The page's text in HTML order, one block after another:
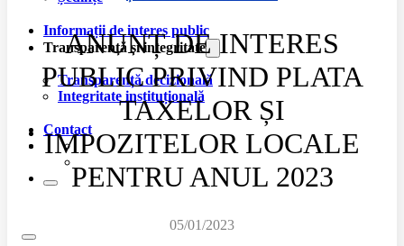
Informații de interes public
Transparență și integritate
Transparență decizională
Integritate instituțională
Contact
ANUNȚ DE INTERES
PUBLIC PRIVIND PLATA
TAXELOR ȘI
IMPOZITELOR LOCALE
PENTRU ANUL 2023
05/01/2023